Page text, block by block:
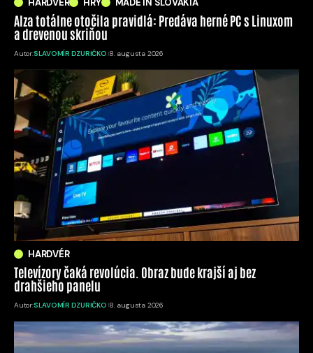
HARDVÉR HRY MADE IN SLOVAKIA
Alza totálne otočila pravidlá: Predáva herné PC s Linuxom
a drevenou skriňou
Autor:SLAVOMÍR DZURIČKO 8. augusta 2026
HARDVÉR
Televízory čaká revolúcia. Obraz bude krajší aj bez
drahšieho panelu
Autor:SLAVOMÍR DZURIČKO 8. augusta 2026